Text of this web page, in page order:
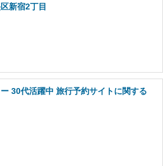
新宿2丁目
30代活躍中 旅行予約サイトに関する